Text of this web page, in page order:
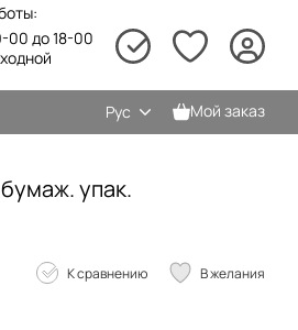
00 до 18-00
Рус Мой заказ
упак.
К сравнению В желания